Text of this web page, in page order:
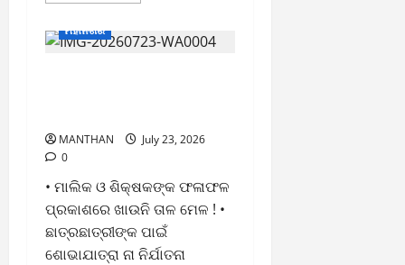
ତ୍ୟାଗ
ଓ
ମହାନ୍
ସଂଘ
ମହାନଗର
MANTHAN
July 23, 2026
0
• ମାଲିକ ଓ ଶିକ୍ଷକଙ୍କ ଫଳାଫଳ
ପ୍ରକାଶରେ ଖାଉନି ତାଳ ମେଳ ! •
ଛାତ୍ରଛାତ୍ରୀଙ୍କ ପାଇଁ
ଶୋଭାଯାତ୍ରା ନା ନିର୍ଯାତନା